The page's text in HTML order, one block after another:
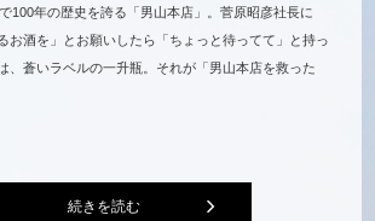
100年の歴史を誇る「男山本店」。菅原昭彦社長に
お酒を」とお願いしたら「ちょっと待ってて」と持っ
、蒼いラベルの一升瓶。それが「男山本店を救った
続きを読む